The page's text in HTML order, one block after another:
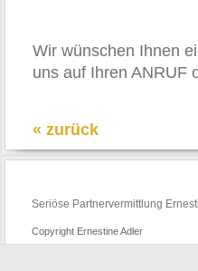
Wir wünschen Ihnen
uns auf Ihren ANRUF
« zurück
Seriöse Partnervermittlung
Copyright Ernestine Adler